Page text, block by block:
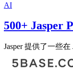
AI
500+ Jasper
Jasper 提供了一些在